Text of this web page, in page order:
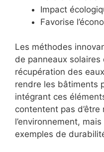
Impact
Favorise
Les méthodes
de panneaux
récupération des
rendre les bâtiments
intégrant ces
contentent pas
l’environnement,
exemples de